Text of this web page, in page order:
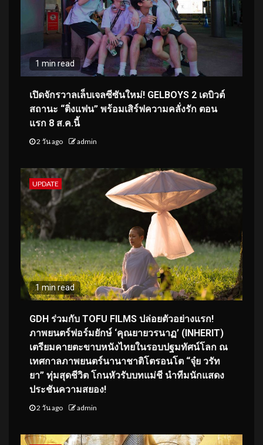
1 min read
เปิดจักรวาลเล็บเจลซีซันใหม่! GELBOYS 2 เดบิวต์
สถานะ “ติ่งแฟน” พร้อมเสิร์ฟความคลั่งรัก ตอน
แรก 8 ส.ค.นี้
2 วัน ago admin
UPDATE
1 min read
GDH ร่วมกับ TOFU FILMS ปล่อยตัวอย่างแรก!
ภาพยนตร์ฟอร์มยักษ์ ‘คุณยายวรนาฏ’ (INHERIT)
เตรียมคายตะขาบหนังไทยในรอบปฐมทัศน์โลก ณ
เทศกาลภาพยนตร์นานาชาติโตรอนโต “จุ๋ย วรัท
ยา” ทุ่มสุดชีวิต โกนหัวรับบทแม่ชี นำทีมนักแสดง
ประชันความสยอง!
2 วัน ago admin